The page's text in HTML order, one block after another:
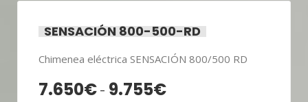
SENSACIÓN 800-500-RD
Chimenea eléctrica SENSACIÓN 800/500 RD
7.650€ - 9.755€Rango